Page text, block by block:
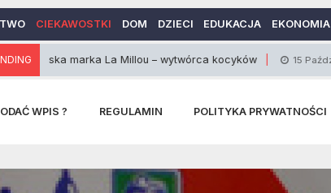
CIEKAWOSTKI DOM DZIECI EDUKACJA EKONOMIA
marka La Millou – wytwórca kocyków 15 Października 2014
WPIS ? REGULAMIN POLITYKA PRYWATNOŚCI